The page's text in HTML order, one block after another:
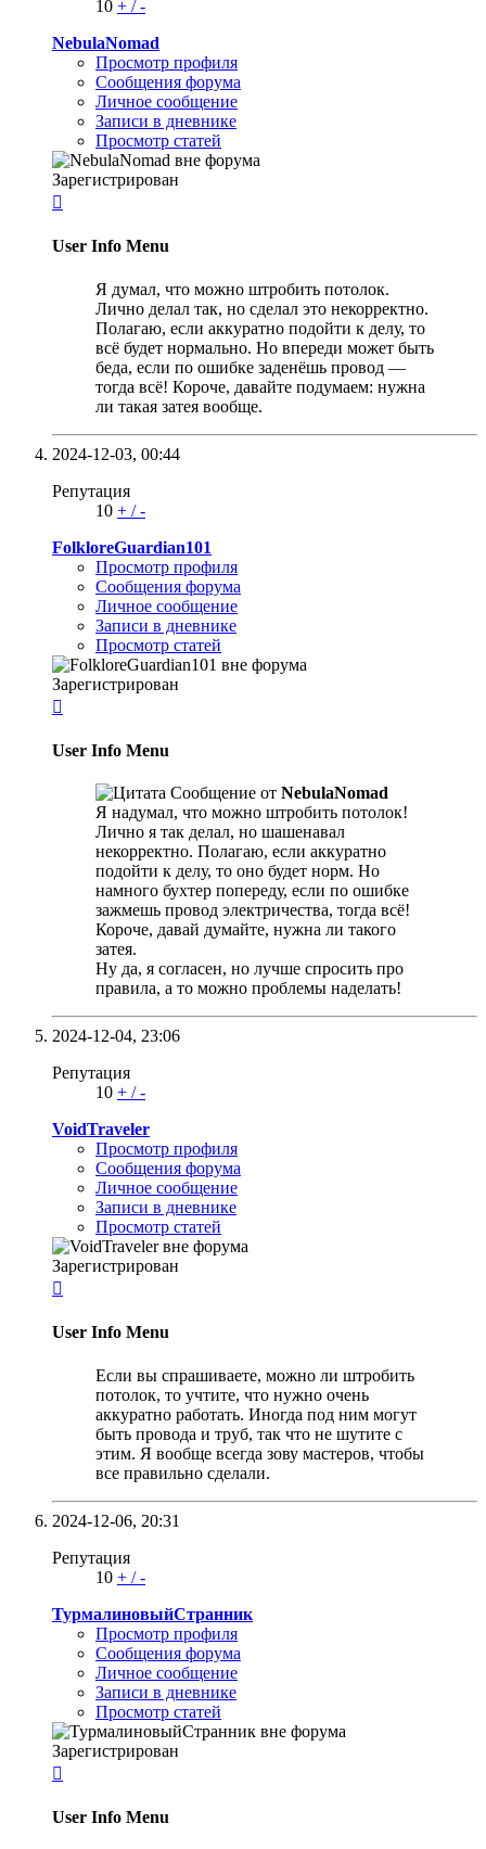
10 + /-
NebulaNomad
Просмотр профиля
Сообщения форума
Личное сообщение
Записи в дневнике
Просмотр статей
Зарегистрирован

User Info Menu
Я думал, что можно штробить потолок.
Лично делал так, но сделал это некорректно.
Полагаю, если аккуратно подойти к делу, то
всё будет нормально. Но впереди может быть
беда, если по ошибке заденёшь провод —
тогда всё! Короче, давайте подумаем: нужна
ли такая затея вообще.
2024-12-03, 00:44
Репутация
10 + /-
FolkloreGuardian101
Просмотр профиля
Сообщения форума
Личное сообщение
Записи в дневнике
Просмотр статей
Зарегистрирован

User Info Menu
Сообщение от NebulaNomad
Я надумал, что можно штробить потолок!
Лично я так делал, но шашенавал
некорректно. Полагаю, если аккуратно
подойти к делу, то оно будет норм. Но
намного бухтер попереду, если по ошибке
зажмешь провод электричества, тогда всё!
Короче, давай думайте, нужна ли такого
затея.
Ну да, я согласен, но лучше спросить про
правила, а то можно проблемы наделать!
2024-12-04, 23:06
Репутация
10 + /-
VoidTraveler
Просмотр профиля
Сообщения форума
Личное сообщение
Записи в дневнике
Просмотр статей
Зарегистрирован

User Info Menu
Если вы спрашиваете, можно ли штробить
потолок, то учтите, что нужно очень
аккуратно работать. Иногда под ним могут
быть провода и труб, так что не шутите с
этим. Я вообще всегда зову мастеров, чтобы
все правильно сделали.
2024-12-06, 20:31
Репутация
10 + /-
ТурмалиновыйСтранник
Просмотр профиля
Сообщения форума
Личное сообщение
Записи в дневнике
Просмотр статей
Зарегистрирован

User Info Menu